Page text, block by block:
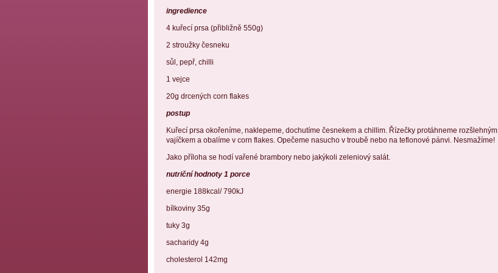
ingredience
4 kuřecí prsa (přibližně 550g)
2 stroužky česneku
sůl, pepř, chilli
1 vejce
20g drcených corn flakes
postup
Kuřecí prsa okořeníme, naklepeme, dochutíme česnekem a chillim. Řízečky protáhneme rozšlehným
vajíčkem a obalíme v corn flakes. Opečeme nasucho v troubě nebo na teflonové pánvi. Nesmažíme!
Jako příloha se hodí vařené brambory nebo jakýkoli zeleniový salát.
nutriční hodnoty 1 porce
energie 188kcal/ 790kJ
bílkoviny 35g
tuky 3g
sacharidy 4g
cholesterol 142mg